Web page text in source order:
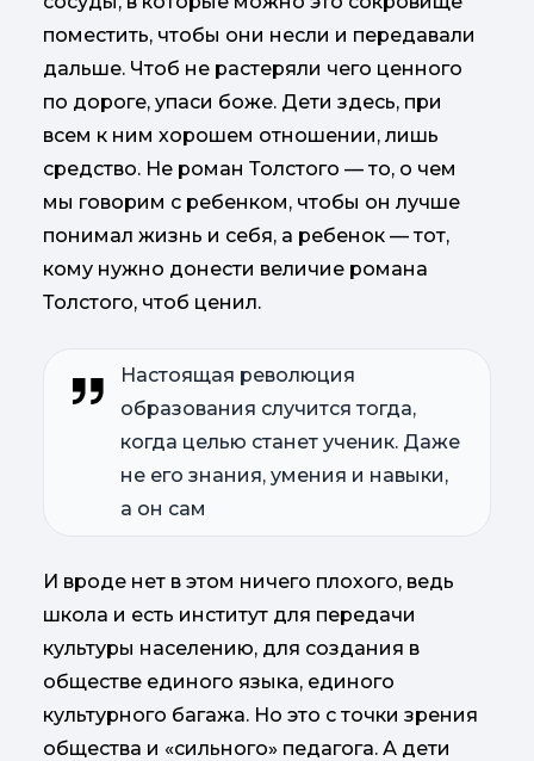
поместить, чтобы они несли и передавали
дальше. Чтоб не растеряли чего ценного
по дороге, упаси боже. Дети здесь, при
всем к ним хорошем отношении, лишь
средство. Не роман Толстого — то, о чем
мы говорим с ребенком, чтобы он лучше
понимал жизнь и себя, а ребенок — тот,
кому нужно донести величие романа
Толстого, чтоб ценил.
Настоящая революция
образования случится тогда,
когда целью станет ученик. Даже
не его знания, умения и навыки,
а он сам
И вроде нет в этом ничего плохого, ведь
школа и есть институт для передачи
культуры населению, для создания в
обществе единого языка, единого
культурного багажа. Но это с точки зрения
общества и «сильного» педагога. А дети